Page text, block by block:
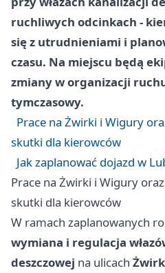
ruchliwych odcinkach -
się z utrudnieniami i
czasu. Na miejscu będą
zmiany w organizacji
tymczasowy.
Prace na Żwirki i Wigury
skutki dla kierowców
Jak zaplanować dojazd w
Prace na Żwirki i Wigury
skutki dla kierowców
W ramach zaplanowanych
wymiana i regulacja
deszczowej na ulicach